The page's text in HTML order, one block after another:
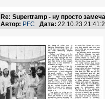
Re: Supertramp - ну просто
Автор: PFC Дата: 22.10.23